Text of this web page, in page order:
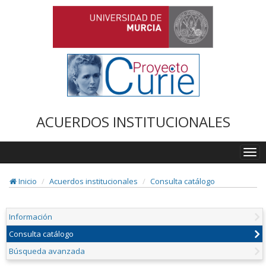
ACUERDOS INSTITUCIONALES
Inicio
Acuerdos institucionales Consulta catálogo
Información
Consulta catálogo
Búsqueda avanzada